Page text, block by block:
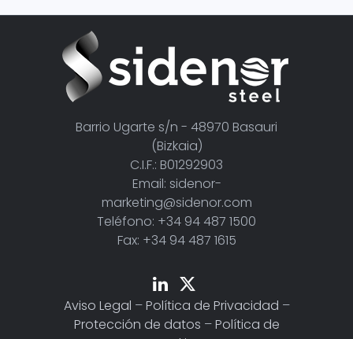
Barrio Ugarte s/n - 48970 Basauri
(Bizkaia)
C.I.F.: B01292903
Email: sidenor-
marketing@sidenor.com
Teléfono: +34 94 487 1500
Fax: +34 94 487 1615
Aviso Legal –Política de Privacidad –
Protección de datos –Política de